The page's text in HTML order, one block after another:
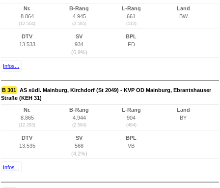
Nr.
8.864
(12.504)
B-Rang
4.945
(2.585)
L-Rang
661
(513)
Land
BW
DTV
13.533
SV
934
(6,9%)
BPL
FD
Infos...
B 301 AS südl. Mainburg, Kirchdorf (St 2049) - KVP OD Mainburg, Ebrantshauser
Straße (KEH 31)
Nr.
8.865
(12.293)
B-Rang
4.944
(2.584)
L-Rang
904
(494)
Land
BY
DTV
13.535
SV
568
(4,2%)
BPL
VB
Infos...